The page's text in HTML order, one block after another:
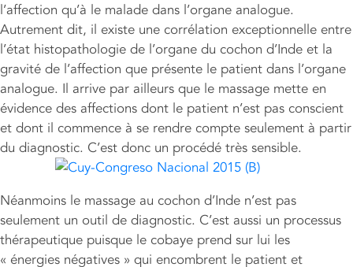
l’affection qu’à le malade dans l’organe analogue.
Autrement dit, il existe une corrélation exceptionnelle entre
l’état histopathologie de l’organe du cochon d’Inde et la
gravité de l’affection que présente le patient dans l’organe
analogue. Il arrive par ailleurs que le massage mette en
évidence des affections dont le patient n’est pas conscient
et dont il commence à se rendre compte seulement à partir
du diagnostic. C’est donc un procédé très sensible.
Néanmoins le massage au cochon d’Inde n’est pas
seulement un outil de diagnostic. C’est aussi un processus
thérapeutique puisque le cobaye prend sur lui les
« énergies négatives » qui encombrent le patient et